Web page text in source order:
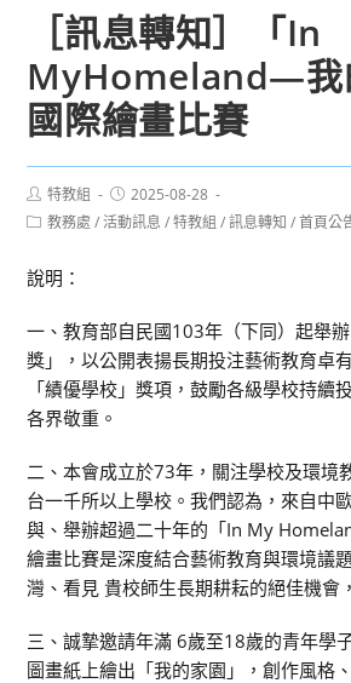
［訊息轉知］「In
MyHomeland—我
國際繪畫比賽
Post
author:
特教組
Post
published:
2025-08-28
Post教務處 / 活動訊息 / 特教組 / 訊息轉知 / 首頁公
說明：
一、教育部自民國103年（下同）起舉
獎」，以公開表揚長期投注藝術教育卓
「績優學校」獎項，鼓勵各級學校持續
各界敬重。
二、本會成立於73年，關注學校及環境
台一千所以上學校。我們認為，來自中
與、舉辦超過二十年的「In My
繪畫比賽是深度結合藝術教育與環境議
灣、看見 貴校師生長期耕耘的絕佳機會
三、誠摯邀請年滿 6歲至18歲的青年學
圖畫紙上繪出「我的家園」，創作風格